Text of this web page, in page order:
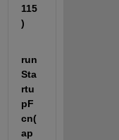
115
)
run
Sta
rtu
pF
cn(
ap